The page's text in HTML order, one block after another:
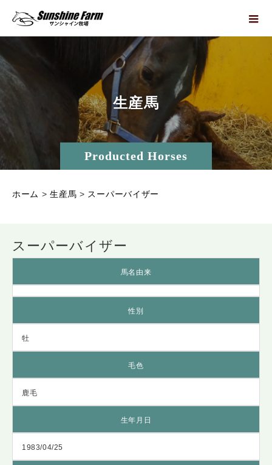
Producted Horses
生産馬
ホーム >生産馬 > スーパーバイザー
スーパーバイザー
馬名由来
性別
牡
毛色
鹿毛
生年月日
1983/04/25